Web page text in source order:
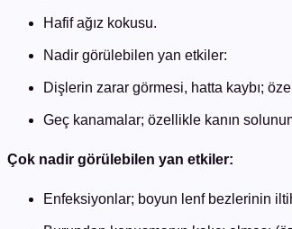
Hafif ağız kokusu.
Nadir görülebilen yan etkiler:
Dişlerin zarar görmesi, hatta kaybı;
Geç kanamalar; özellikle kanın
Çok nadir görülebilen yan etkiler:
Enfeksiyonlar; boyun lenf bezlerinin